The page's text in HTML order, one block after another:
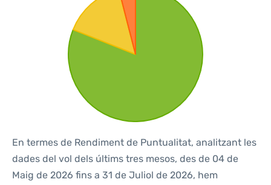
En termes de Rendiment de Puntualitat, analitzant les
dades del vol dels últims tres mesos, des de 04 de
Maig de 2026 fins a 31 de Juliol de 2026, hem